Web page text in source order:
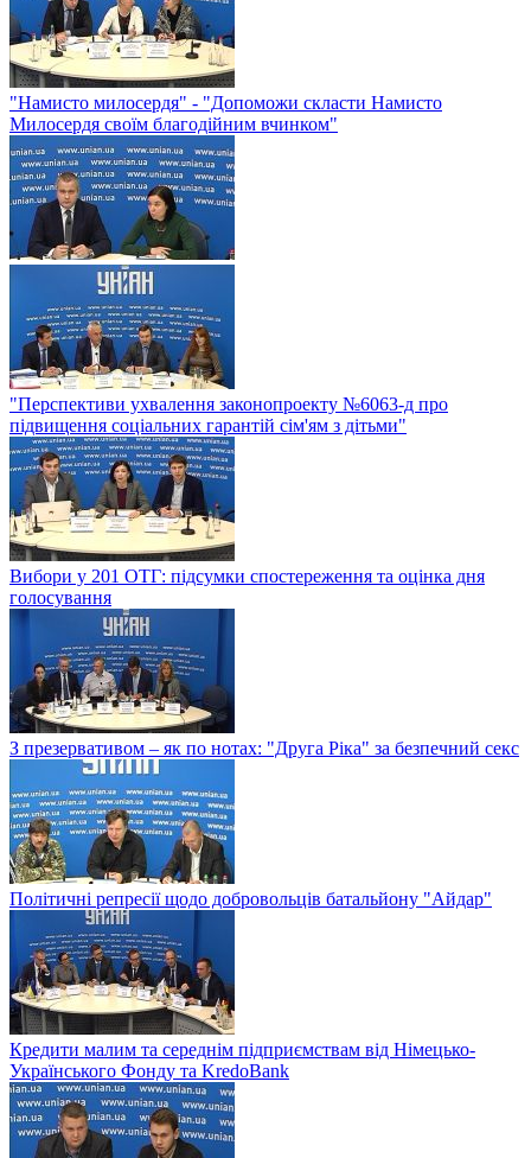
"Намисто милосердя" - "Допоможи скласти Намисто
Милосердя своїм благодійним вчинком"
"Перспективи ухвалення законопроекту №6063-д про
підвищення соціальних гарантій сім'ям з дітьми"
Вибори у 201 ОТГ: підсумки спостереження та оцінка дня
голосування
З презервативом – як по нотах: "Друга Ріка" за безпечний секс
Політичні репресії щодо добровольців батальйону "Айдар"
Кредити малим та середнім підприємствам від Німецько-
Українського Фонду та KredoBank